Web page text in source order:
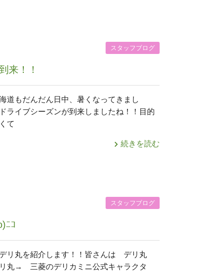
来！！
スタッフブログ
道もだんだん日中、暑くなってきまし
ライブシーズンが到来しましたね！！目的
て
続きを読む
ﾆｺ
スタッフブログ
リ丸を紹介します！！皆さんは デリ丸
丸→ 三菱のデリカミニ公式キャラクタ